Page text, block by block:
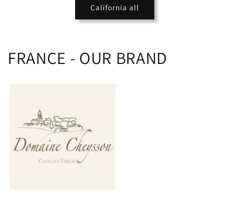
California all
FRANCE - OUR BRAND